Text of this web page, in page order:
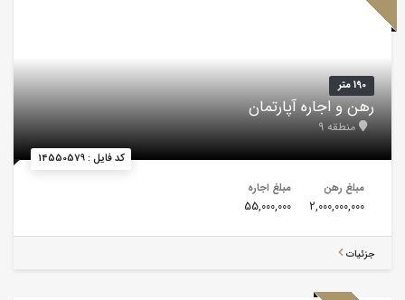
کد فایل : 14550579
190 متر
رهن و اجاره آپارتمان
منطقه 9
مبلغ رهن
2,000,000,000
مبلغ اجاره
55,000,000
جزئیات